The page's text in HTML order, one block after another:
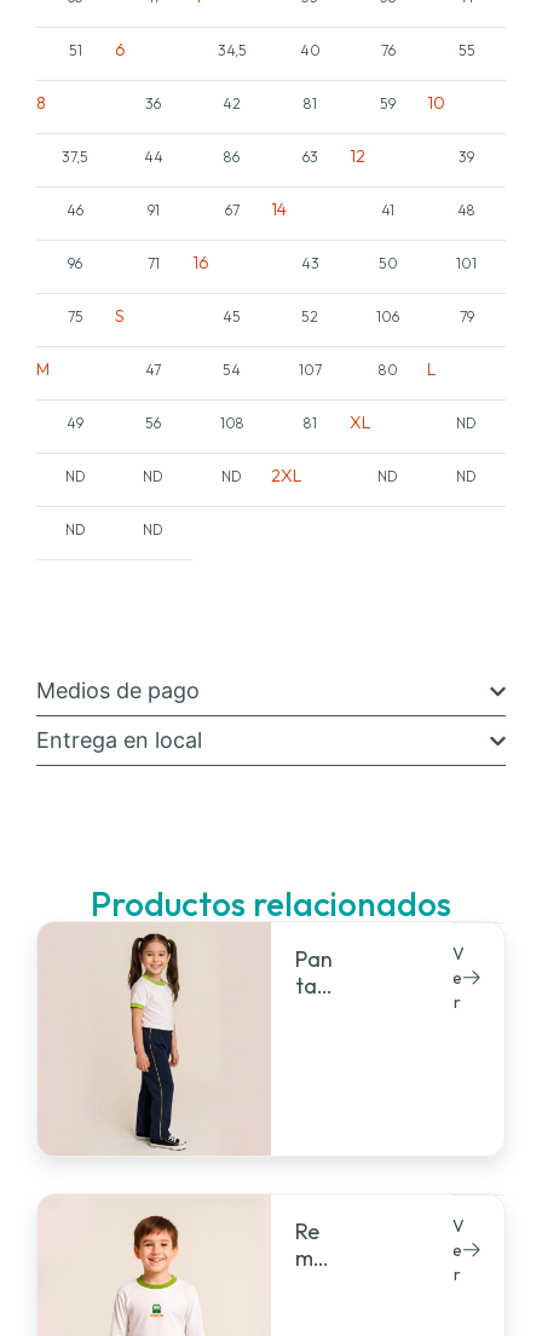
51 6 34,5 40 76 55
8 36 42 81 59 10
37,5 44 86 63 12 39
46 91 67 14 41 48
96 71 16 43 50 101
75 S 45 52 106 79
M 47 54 107 80 L
49 56 108 81 XL ND
ND ND ND 2XL ND ND
ND ND
Medios de pago
Entrega en local
Productos relacionados
Pan
taló
V
e
r
Re
mer
V
e
r